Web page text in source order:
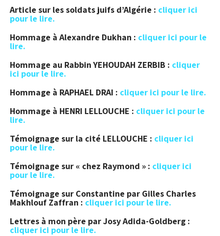
Article sur les soldats juifs d’Algérie : cliquer ici
pour le lire.
Hommage à Alexandre Dukhan : cliquer ici pour le
lire.
Hommage au Rabbin YEHOUDAH ZERBIB : cliquer
ici pour le lire.
Hommage à RAPHAEL DRAI : cliquer ici pour le lire.
Hommage à HENRI LELLOUCHE : cliquer ici pour le
lire.
Témoignage sur la cité LELLOUCHE : cliquer ici
pour le lire.
Témoignage sur « chez Raymond » : cliquer ici
pour le lire.
Témoignage sur Constantine par Gilles Charles
Makhlouf Zaffran : cliquer ici pour le lire.
Lettres à mon père par Josy Adida-Goldberg :
cliquer ici pour le lire.